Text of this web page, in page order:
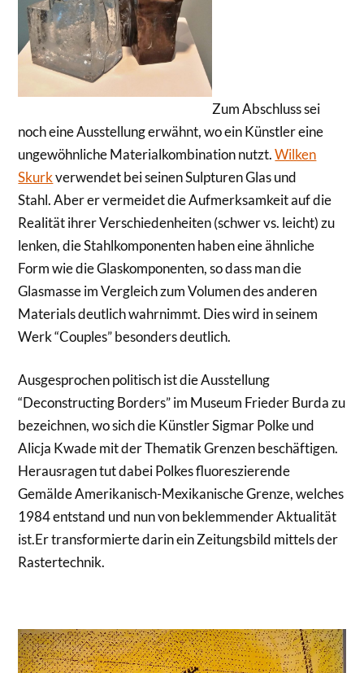
Zum Abschluss sei
noch eine Ausstellung erwähnt, wo ein Künstler eine
ungewöhnliche Materialkombination nutzt.Wilken
Skurkverwendet bei seinen Sulpturen Glas und
Stahl. Aber er vermeidet die Aufmerksamkeit auf die
Realität ihrer Verschiedenheiten (schwer vs. leicht) zu
lenken, die Stahlkomponenten haben eine ähnliche
Form wie die Glaskomponenten, so dass man die
Glasmasse im Vergleich zum Volumen des anderen
Materials deutlich wahrnimmt. Dies wird in seinem
Werk “Couples” besonders deutlich.
Ausgesprochen politisch ist die Ausstellung
“Deconstructing Borders” im Museum Frieder Burda zu
bezeichnen, wo sich die Künstler Sigmar Polke und
Alicja Kwade mit der Thematik Grenzen beschäftigen.
Herausragen tut dabei Polkes fluoreszierende
Gemälde Amerikanisch-Mexikanische Grenze, welches
1984 entstand und nun von beklemmender Aktualität
ist.Er transformierte darin ein Zeitungsbild mittels der
Rastertechnik.